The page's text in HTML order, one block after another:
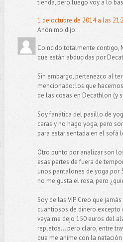
tienda, pero luego voy a lo
1 de octubre de 2014 a las
Anónimo dijo...
Coincido totalmente contigo,
que están abducidas por
Sin embargo, pertenezco al
mencionado: los que
de las cosas en Decathlon (y
Soy fanática del pasillo de
caras y no hago yoga, pero
para estar sentada en el sofá
Otro punto por analizar son
esas partes de fuera de
unos pantalones de yoga por
no me gusta el rosa, pero
Soy de las VIP. Creo que
cuantiosos de dinero excepto
vaya me dejo 150 euros del
repletos... pero claro, entre
que me anime con la